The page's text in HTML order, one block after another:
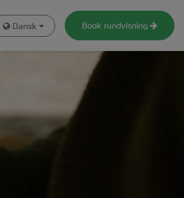
Dansk Book rundvisning